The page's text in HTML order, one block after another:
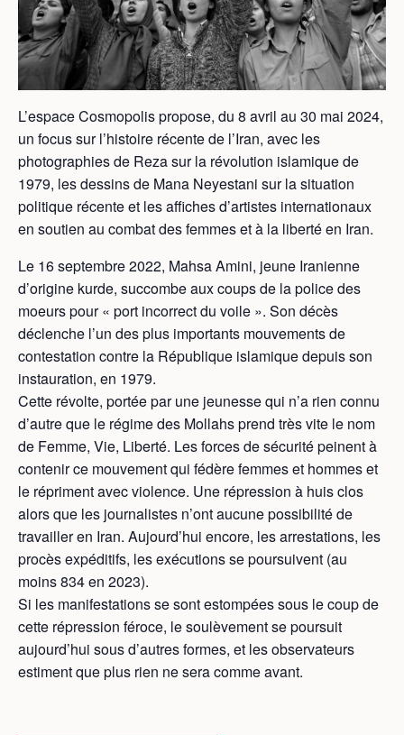
L’espace Cosmopolis propose, du 8 avril au 30 mai 2024,
un focus sur l’histoire récente de l’Iran, avec les
photographies de Reza sur la révolution islamique de
1979, les dessins de Mana Neyestani sur la situation
politique récente et les affiches d’artistes internationaux
en soutien au combat des femmes et à la liberté en Iran.
Le 16 septembre 2022, Mahsa Amini, jeune Iranienne
d’origine kurde, succombe aux coups de la police des
moeurs pour « port incorrect du voile ». Son décès
déclenche l’un des plus importants mouvements de
contestation contre la République islamique depuis son
instauration, en 1979.
Cette révolte, portée par une jeunesse qui n’a rien connu
d’autre que le régime des Mollahs prend très vite le nom
de Femme, Vie, Liberté. Les forces de sécurité peinent à
contenir ce mouvement qui fédère femmes et hommes et
le répriment avec violence. Une répression à huis clos
alors que les journalistes n’ont aucune possibilité de
travailler en Iran. Aujourd’hui encore, les arrestations, les
procès expéditifs, les exécutions se poursuivent (au
moins 834 en 2023).
Si les manifestations se sont estompées sous le coup de
cette répression féroce, le soulèvement se poursuit
aujourd’hui sous d’autres formes, et les observateurs
estiment que plus rien ne sera comme avant.